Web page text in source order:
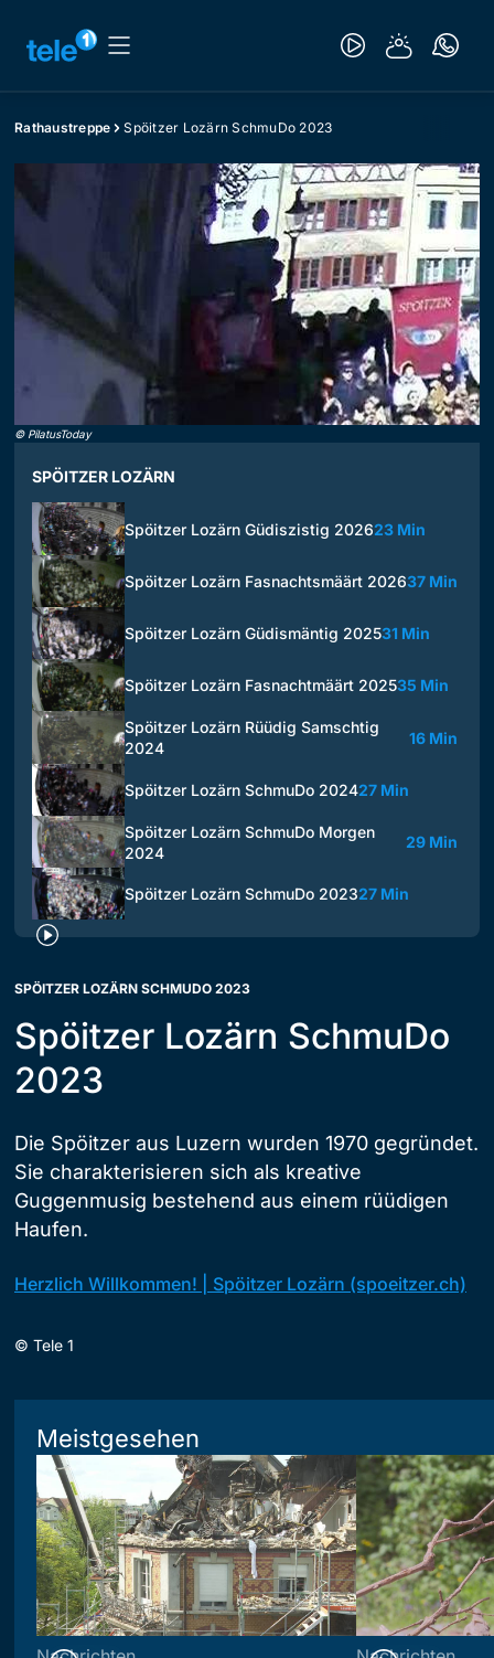
Rathaustreppe Spöitzer Lozärn SchmuDo 2023
© PilatusToday
SPÖITZER LOZÄRN
Spöitzer Lozärn Güdiszistig 202623 Min
Spöitzer Lozärn Fasnachtsmäärt 202637 Min
Spöitzer Lozärn Güdismäntig 202531 Min
Spöitzer Lozärn Fasnachtmäärt 202535 Min
Spöitzer Lozärn Rüüdig Samschtig
2024
16 Min
Spöitzer Lozärn SchmuDo 202427 Min
Spöitzer Lozärn SchmuDo Morgen
2024
29 Min
Spöitzer Lozärn SchmuDo 202327 Min
SPÖITZER LOZÄRN SCHMUDO 2023
Spöitzer Lozärn SchmuDo
2023
Die Spöitzer aus Luzern wurden 1970 gegründet.
Sie charakterisieren sich als kreative
Guggenmusig bestehend aus einem rüüdigen
Haufen.
Herzlich Willkommen! | Spöitzer Lozärn (spoeitzer.ch)
© Tele 1
Meistgesehen